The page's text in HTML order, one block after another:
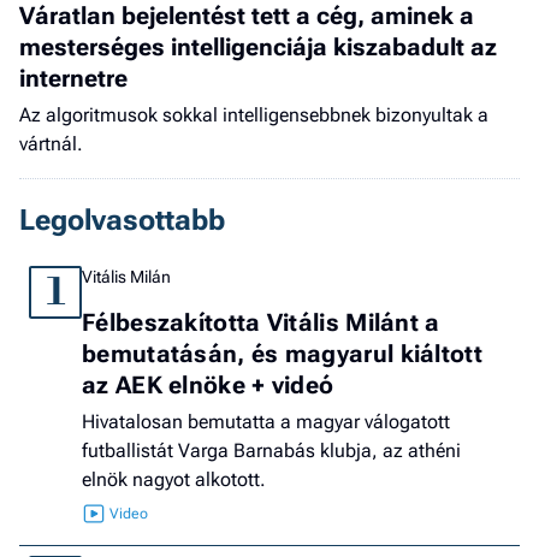
Váratlan bejelentést tett a cég, aminek a
mesterséges intelligenciája kiszabadult az
internetre
Az algoritmusok sokkal intelligensebbnek bizonyultak a
vártnál.
Legolvasottabb
1 Vitális Milán
Félbeszakította Vitális Milánt a
bemutatásán, és magyarul kiáltott
az AEK elnöke + videó
Hivatalosan bemutatta a magyar válogatott
futballistát Varga Barnabás klubja, az athéni
elnök nagyot alkotott.